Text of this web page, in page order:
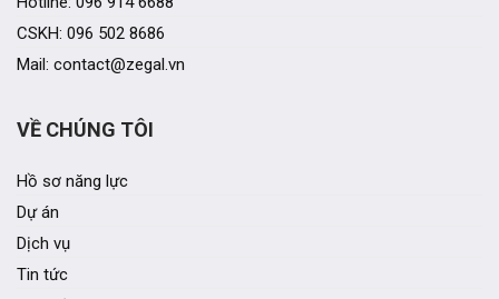
VỀ CHÚNG TÔI
Hồ sơ năng lực
Dự án
Dịch vụ
Tin tức
CSKH: 096 502 8686
Mail: contact@zegal.vn